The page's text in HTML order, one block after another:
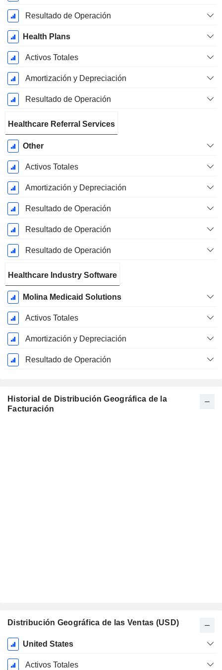
Resultado de Operación
Health Plans
Activos Totales
Amortización y Depreciación
Resultado de Operación
Healthcare Referral Services
Other
Activos Totales
Amortización y Depreciación
Resultado de Operación
Resultado de Operación
Resultado de Operación
Healthcare Industry Software
Molina Medicaid Solutions
Activos Totales
Amortización y Depreciación
Resultado de Operación
Historial de Distribución Geográfica de la
Facturación
Distribución Geográfica de las Ventas (USD)
Período
fiscal:
Diciembre
United States
Activos Totales